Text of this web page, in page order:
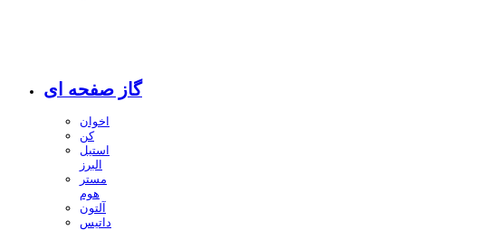
گاز صفحه ای
اخوان
کن
استیل
البرز
مستر
هوم
آلتون
داتیس